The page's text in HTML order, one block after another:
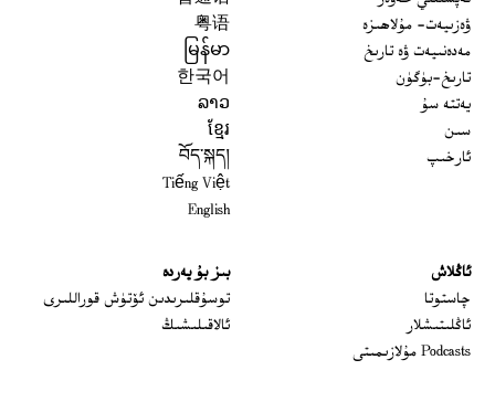
ۋەزىيەت- مۇلاھىزە
مەدەنىيەت ۋە تارىخ
تارىخ-بۈگۈن
يەتتە سۇ
سىن
ئارخىپ
粤语
မြန်မာ
한국어
ລາວ
ខ្មែរ
བོད་སྐད།
Tiếng Việt
English
ئاڭلاش
چاستوتا
ئاڭلىتىشلار
Podcasts مۇلازىمىتى
بىز بۇ يەردە
توسۇقلىرىدىن ئۆتۈش قوراللىرى
ئالاقىلىشىڭ